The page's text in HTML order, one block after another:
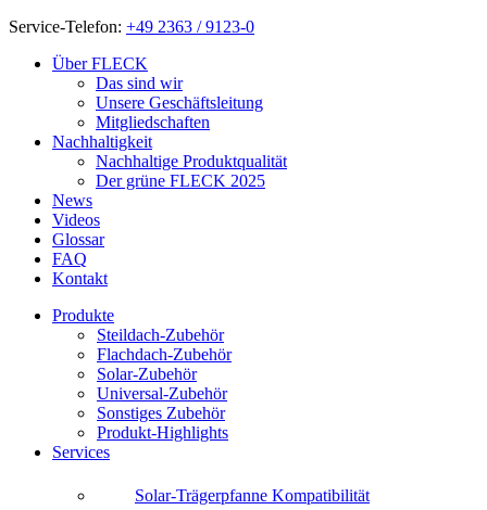
Service-Telefon: +49 2363 / 9123-0
Über FLECK
Das sind wir
Unsere Geschäftsleitung
Mitgliedschaften
Nachhaltigkeit
Nachhaltige Produktqualität
Der grüne FLECK 2025
News
Videos
Glossar
FAQ
Kontakt
Produkte
Steildach-Zubehör
Flachdach-Zubehör
Solar-Zubehör
Universal-Zubehör
Sonstiges Zubehör
Produkt-Highlights
Services
Solar-Trägerpfanne Kompatibilität